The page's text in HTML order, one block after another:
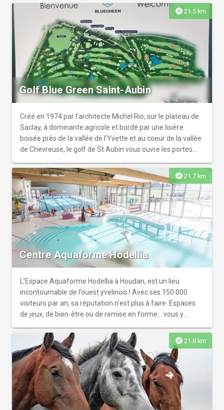
explore 21.5 km
Golf Blue Green Saint-Aubin
Créé en 1974 par l’architecte Michel Rio, sur le plateau de
Saclay, à dominante agricole et bordé par une lisière
boisée près de la vallée de l’Yvette et au coeur de la vallée
de Chevreuse, le golf de St Aubin vous ouvre les portes
explore 21.7 km
Centre Aquaforme Hodellia
L’Espace Aquaforme Hodellia à Houdan, est un lieu
incontournable de l’ouest yvelinois ! Avec ses 150 000
visiteurs par an, sa réputation n’est plus à faire. Espaces
de jeux, de bien-être ou de remise en forme… vous y
explore 21.8 km